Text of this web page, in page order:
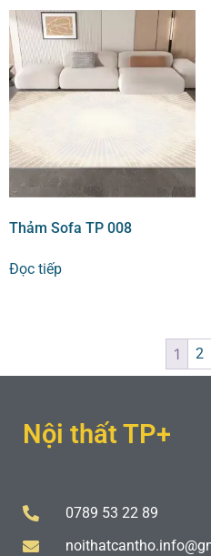
Thảm Sofa TP 008
Đọc tiếp
1 2
Nội thất TP+
0789 53 22 89